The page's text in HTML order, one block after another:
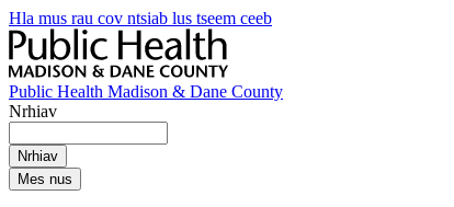
Hla mus rau cov ntsiab lus tseem ceeb
Public Health Madison & Dane County
Nrhiav
Mes nus